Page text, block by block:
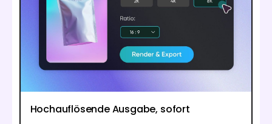
Hochauflösende Ausgabe, sofort